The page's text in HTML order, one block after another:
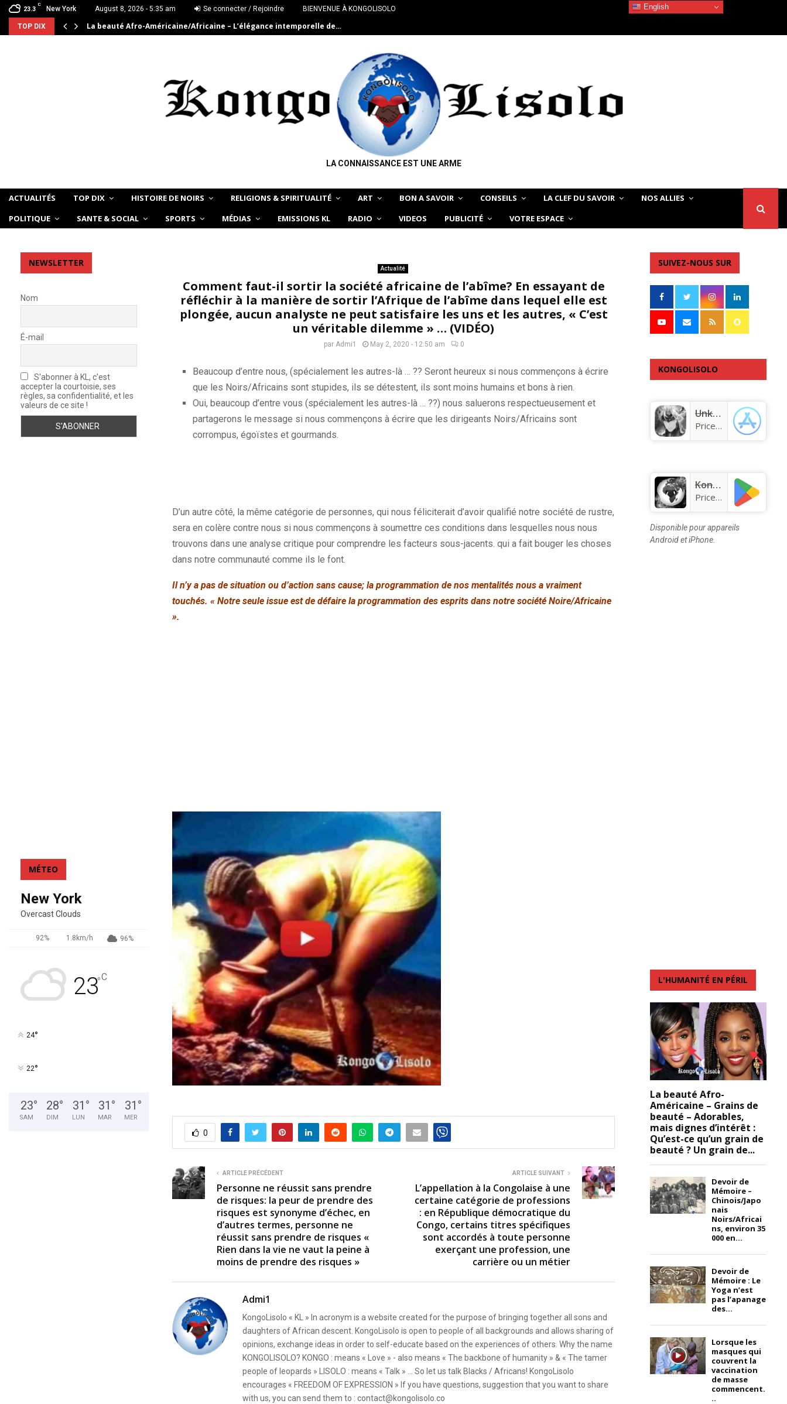
23.3
C
New York August 8, 2026 - 5:35 am Se connecter / Rejoindre BIENVENUE À KONGOLISOLO
TOP DIX La beauté Afro-Américaine/Africaine – L’élégance intemporelle de…
LA CONNAISSANCE EST UNE ARME
ACTUALITÉS TOP DIX HISTOIRE DE NOIRS RELIGIONS & SPIRITUALITÉ ART BON A SAVOIR CONSEILS LA CLEF DU SAVOIR
NOS ALLIES
POLITIQUE
SANTE & SOCIAL SPORTS MÉDIAS EMISSIONS KL RADIO VIDEOS PUBLICITÉ VOTRE ESPACE
Actualité
Comment faut-il sortir la société africaine de l’abîme? En essayant de
réfléchir à la manière de sortir l’Afrique de l’abîme dans lequel elle est
plongée, aucun analyste ne peut satisfaire les uns et les autres, « C’est
un véritable dilemme » … (VIDÉO)
par Admi1 May 2, 2020 - 12:50 am 0
Beaucoup d’entre nous, (spécialement les autres-là … ?? Seront heureuxsi nous commençons à écrire
que les Noirs/Africains sont stupides, ils se détestent, ils sont moins humains et bons à rien.
Oui, beaucoup d’entre vous (spécialementles autres-là … ??) nous saluerons respectueusement et
partagerons le message si nous commençons à écrire que les dirigeants Noirs/Africains sont
corrompus, égoïstes et gourmands.
D’un autre côté, la même catégorie de personnes, qui nous féliciterait d’avoir qualifié notre société de rustre,
sera en colère contre nous si nous commençons à soumettre ces conditions dans lesquelles nous nous
trouvons dans une analyse critique pour comprendre les facteurs sous-jacents. qui a fait bouger les choses
dans notre communauté comme ils le font.
Il n’y a pas de situation ou d’action sans cause; la programmation de nos mentalités nous a vraiment
touchés. « Notre seule issue est de défaire la programmation des esprits dans notre société Noire/Africaine
».
0
ARTICLE PRÉCÉDENT
Personne ne réussit sans prendre
de risques: la peur de prendre des
risques est synonyme d’échec, en
d’autres termes, personne ne
réussit sans prendre de risques «
Rien dans la vie ne vaut la peine à
moins de prendre des risques »
ARTICLE SUIVANT
L’appellation à la Congolaise à une
certaine catégorie de professions
: en République démocratique du
Congo, certains titres spécifiques
sont accordés à toute personne
exerçant une profession, une
carrière ou un métier
Admi1
KongoLisolo « KL » In acronym is a website created for the purpose of bringing together all sons and
daughters of African descent. KongoLisolo is open to people of all backgrounds and allows sharing of
opinions, exchange ideas in order to self-educate based on the experiences of others. Why the name
KONGOLISOLO? KONGO : means « Love » - also means « The backbone of humanity » & « The tamer
people of leopards » LISOLO : means « Talk » ... So let us talk Blacks / Africans! KongoLisolo
encourages « FREEDOM OF EXPRESSION » If you have questions, suggestion that you want to share
with us, you can send them to : contact@kongolisolo.co
NEWSLETTER
Nom
É-mail
S'abonner à KL, c'est
accepter la courtoisie, ses
règles, sa confidentialité, et les
valeurs de ce site !
MÉTEO
New York
Overcast Clouds
92% 1.8km/h 96%
23°C
24°
22°
23°
SAM
28°
DIM
31 °
LUN
31 °
MAR
31 °
MER
SUIVEZ-NOUS SUR
KONGOLISOLO
Unknown app
Price:Free
KongoLisolo
Price:Free
Disponible pour appareils
Android et iPhone.
L'HUMANITÉ EN PÉRIL
La beauté Afro-
Américaine – Grains de
beauté – Adorables,
mais dignes d’intérêt :
Qu’est-ce qu’un grain de
beauté ? Un grain de...
Devoir de
Mémoire –
Chinois/Japo
nais
Noirs/Africai
ns, environ 35
000 en...
Devoir de
Mémoire : Le
Yoga n’est
pas l’apanage
des...
Lorsque les
masques qui
couvrent la
vaccination
de masse
commencent.
..
English